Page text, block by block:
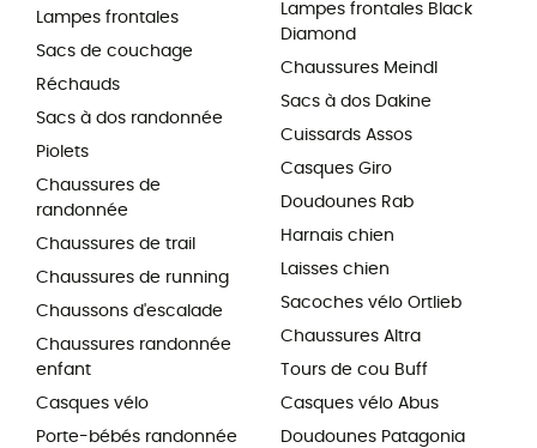
Lampes frontales
Sacs de couchage
Réchauds
Sacs à dos randonnée
Piolets
Chaussures de
randonnée
Chaussures de trail
Chaussures de running
Chaussons d'escalade
Chaussures randonnée
enfant
Casques vélo
Porte-bébés randonnée
Lampes frontales Black
Diamond
Chaussures Meindl
Sacs à dos Dakine
Cuissards Assos
Casques Giro
Doudounes Rab
Harnais chien
Laisses chien
Sacoches vélo Ortlieb
Chaussures Altra
Tours de cou Buff
Casques vélo Abus
Doudounes Patagonia